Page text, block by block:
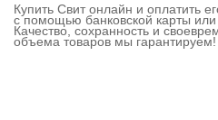
Купить Свит онлайн и оплатить
с помощью банковской карты или
Качество, сохранность и
объема товаров мы гарантируем!